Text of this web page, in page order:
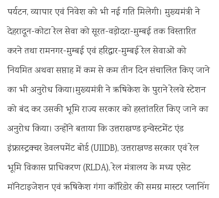
पर्यटन, व्यापार एवं निवेश को भी नई गति मिलेगी। मुख्यमंत्री ने
देहरादून-कोटा रेल सेवा को सूरत-वड़ोदरा-मुम्बई तक विस्तारित
करने तथा रामनगर-मुम्बई एवं हरिद्वार-मुम्बई रेल सेवाओं को
नियमित अथवा सप्ताह में कम से कम तीन दिन संचालित किए जाने
का भी अनुरोध किया।मुख्यमंत्री ने ऋषिकेश के पुराने रेलवे स्टेशन
को बंद कर उसकी भूमि राज्य सरकार को हस्तांतरित किए जाने का
अनुरोध किया। उन्होंने बताया कि उत्तराखण्ड इन्वेस्टमेंट एंड
इंफ्रास्ट्रक्चर डेवलपमेंट बोर्ड (UIIDB), उत्तराखण्ड सरकार एवं रेल
भूमि विकास प्राधिकरण (RLDA), रेल मंत्रालय के मध्य एसेट
मॉनेटाइजेशन एवं ऋषिकेश गंगा कॉरिडोर की समग्र मास्टर प्लानिंग